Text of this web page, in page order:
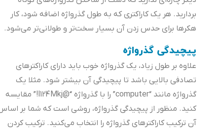
بردارید. هر یک کاراکتری که به طول گذرواژه اضافه شود، کار
هکرها برای حدس زدن آن بسیار سخت‌تر و طولانی‌تر می‌شود.
پیچیدگی گذرواژه
علاوه بر طول زیاد، یک گذرواژه‌ خوب باید دارای کاراکترهای
تصادفی بالایی باشد تا پیچیدگی آن بیشتر شود. مثلا یک
گذرواژه مانند “computer” را با گذرواژه “َ@l124Mkj!” مقایسه
کنید. منظور از پیچیدگی گذرواژه‌، روشی است که شما بر اساس
آن ترکیب کاراکترهای گذرواژه‌ را انتخاب می‌کنید. ترکیب کردن